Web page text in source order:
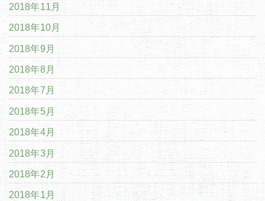
2018年11月
2018年10月
2018年9月
2018年8月
2018年7月
2018年5月
2018年4月
2018年3月
2018年2月
2018年1月